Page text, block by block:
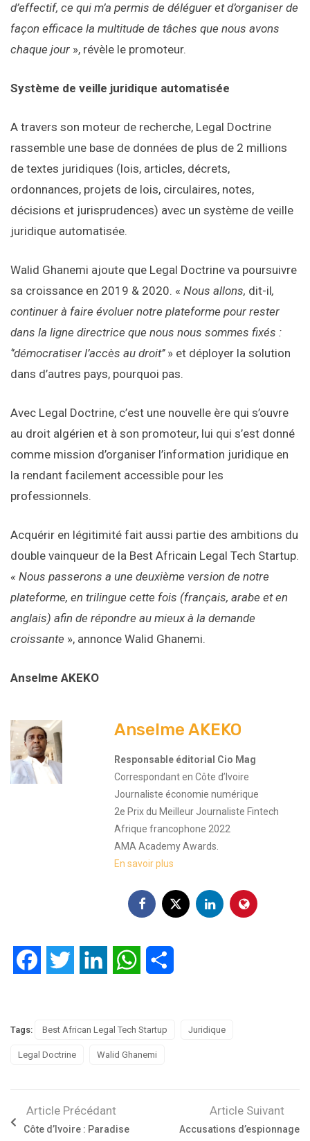
d’effectif, ce qui m’a permis de déléguer et d’organiser de
façon efficace la multitude de tâches que nous avons
chaque jour », révèle le promoteur.
Système de veille juridique automatisée
A travers son moteur de recherche, Legal Doctrine
rassemble une base de données de plus de 2 millions
de textes juridiques (lois, articles, décrets,
ordonnances, projets de lois, circulaires, notes,
décisions et jurisprudences) avec un système de veille
juridique automatisée.
Walid Ghanemi ajoute que Legal Doctrine va poursuivre
sa croissance en 2019 & 2020. « Nous allons, dit-il,
continuer à faire évoluer notre plateforme pour rester
dans la ligne directrice que nous nous sommes fixés :
‘’démocratiser l’accès au droit’’» et déployer la solution
dans d’autres pays, pourquoi pas.
Avec Legal Doctrine, c’est une nouvelle ère qui s’ouvre
au droit algérien et à son promoteur, lui qui s’est donné
comme mission d’organiser l’information juridique en
la rendant facilement accessible pour les
professionnels.
Acquérir en légitimité fait aussi partie des ambitions du
double vainqueur de la Best Africain Legal Tech Startup.
« Nous passerons a une deuxième version de notre
plateforme, en trilingue cette fois (français, arabe et en
anglais) afin de répondre au mieux à la demande
croissante », annonce Walid Ghanemi.
Anselme AKEKO
Anselme AKEKO
Responsable éditorial Cio Mag
Correspondant en Côte d’Ivoire
Journaliste économie numérique
2e Prix du Meilleur Journaliste Fintech
Afrique francophone 2022
AMA Academy Awards.
En savoir plus
FacebookTwitter LinkedIn WhatsApp
Tags: Best African Legal Tech Startup Juridique
Legal Doctrine Walid Ghanemi
Article Précédant
Côte d’Ivoire : Paradise
Article Suivant
Accusations d’espionnage